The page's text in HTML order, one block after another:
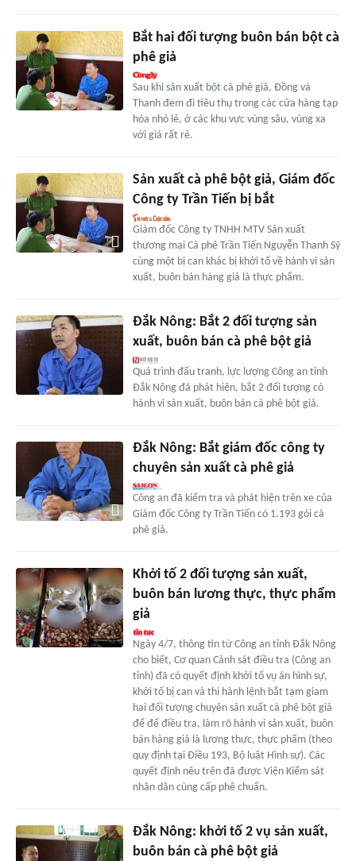
Bắt hai đối tượng buôn bán bột cà
phê giả
Sau khi sản xuất bột cà phê giả, Đồng và
Thanh đem đi tiêu thụ trong các cửa hàng tạp
hóa nhỏ lẻ, ở các khu vực vùng sâu, vùng xa
với giá rất rẻ.
Sản xuất cà phê bột giả, Giám đốc
Công ty Trần Tiến bị bắt
Giám đốc Công ty TNHH MTV Sản xuất
thương mại Cà phê Trần Tiến Nguyễn Thanh Sỹ
cùng một bị can khác bị khởi tố về hành vi sản
xuất, buôn bán hàng giả là thực phẩm.
Đắk Nông: Bắt 2 đối tượng sản
xuất, buôn bán cà phê bột giả
Quá trình đấu tranh, lực lượng Công an tỉnh
Đắk Nông đã phát hiện, bắt 2 đối tượng có
hành vi sản xuất, buôn bán cà phê bột giả.
Đắk Nông: Bắt giám đốc công ty
chuyên sản xuất cà phê giả
Công an đã kiểm tra và phát hiện trên xe của
Giám đốc Công ty Trần Tiến có 1.193 gói cà
phê giả.
Khởi tố 2 đối tượng sản xuất,
buôn bán lương thực, thực phẩm
giả
Ngày 4/7, thông tin từ Công an tỉnh Đắk Nông
cho biết, Cơ quan Cảnh sát điều tra (Công an
tỉnh) đã có quyết định khởi tố vụ án hình sự,
khởi tố bị can và thi hành lệnh bắt tạm giam
hai đối tượng chuyên sản xuất cà phê bột giả
để để điều tra, làm rõ hành vi sản xuất, buôn
bán hàng giả là lương thực, thực phẩm (theo
quy định tại Điều 193, Bộ luật Hình sự). Các
quyết định nêu trên đã được Viện Kiểm sát
nhân dân cùng cấp phê chuẩn.
Đắk Nông: khởi tố 2 vụ sản xuất,
buôn bán cà phê bột giả